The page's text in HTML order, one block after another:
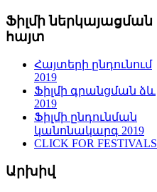
Ֆիլմի ներկայացման
հայտ
Հայտերի ընդունում
2019
Ֆիլմի գրանցման ձև
2019
Ֆիլմի ընդունման
կանոնակարգ 2019
CLICK FOR FESTIVALS
Արխիվ